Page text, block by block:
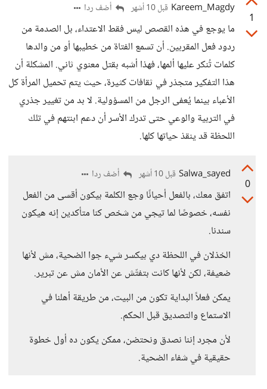
1
Kareem_Magdy قبل 10 أشهر أضف ردا
ما يوجع في هذه القصص ليس فقط الاعتداء، بل الصدمة من
ردود فعل المقربين. أن تسمع الفتاة من خطيبها أو من والدها
كلمات تُنكر عليها ألمها، فهذا أشبه بقتل معنوي ثاني. المشكلة أن
هذا التفكير متجذر في ثقافات كثيرة، حيث يتم تحميل المرأة كل
الأعباء بينما يُعفى الرجل من المسؤولية. لا بد من تغيير جذري
في التربية والوعي حتى تدرك الأسر أن دعم ابنتهم في تلك
اللحظة قد ينقذ حياتها كلها.
0
Salwa_sayed قبل 10 أشهر أضف ردا
اتفق معك، بالفعل أحيانًا وجع الكلمة بيكون أقسى من الفعل
نفسه، خصوصًا لما تيجي من شخص كنا متأكدين إنه هيكون
سندنا.
الخذلان في اللحظة دي بيكسر شيء جوا الضحية، مش لأنها
ضعيفة، لكن لأنها كانت بتفتّش عن الأمان مش عن تبرير.
يمكن فعلاً البداية تكون من البيت، من طريقة أهلنا في
الاستماع والتصديق قبل الحكم.
لأن مجرد إننا نصدق ونحتضن، ممكن يكون ده أول خطوة
حقيقية في شفاء الضحية.